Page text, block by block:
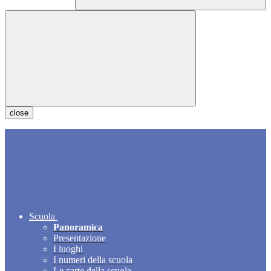
close
Scuola
Panoramica
Presentazione
I luoghi
I numeri della scuola